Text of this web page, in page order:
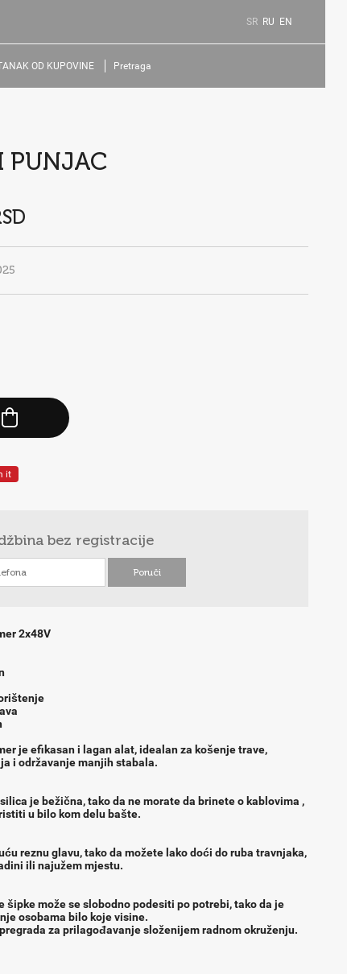
SR RU EN
OD KUPOVINE Pretraga
it
bez registracije
2x48V
je efikasan i lagan alat, idealan za košenje trave,
i održavanje manjih stabala.
je bežična, tako da ne morate da brinete o kablovima ,
u bilo kom delu bašte.
reznu glavu, tako da možete lako doći do ruba travnjaka,
ili najužem mjestu.
šipke može se slobodno podesiti po potrebi, tako da je
osobama bilo koje visine.
za prilagođavanje složenijem radnom okruženju.